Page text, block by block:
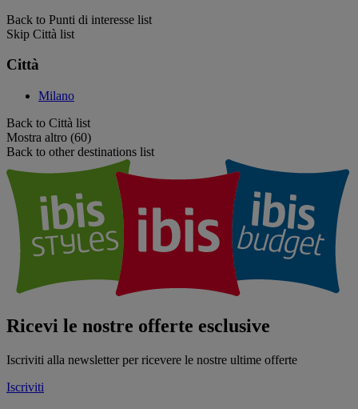
Back to Punti di interesse list
Skip Città list
Città
Milano
Back to Città list
Mostra altro (60)
Back to other destinations list
Ricevi le nostre offerte esclusive
Iscriviti alla newsletter per ricevere le nostre ultime offerte
Iscriviti